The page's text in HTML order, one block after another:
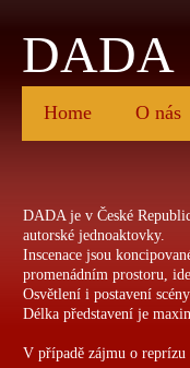
DADA
Home O nás
DADA je v České
autorské jednoaktovky.
Inscenace jsou
promenádním prostoru,
Osvětlení i postavení
Délka představení je
V případě zájmu o reprízu